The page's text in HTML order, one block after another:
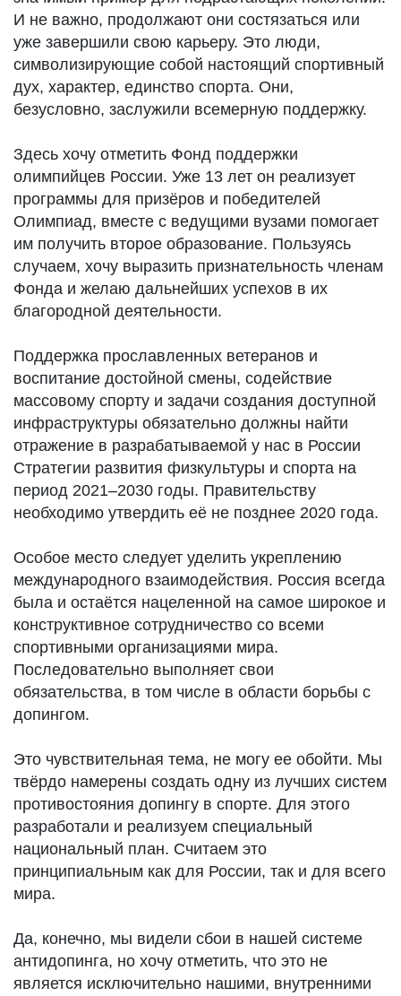
И не важно, продолжают они состязаться или
уже завершили свою карьеру. Это люди,
символизирующие собой настоящий спортивный
дух, характер, единство спорта. Они,
безусловно, заслужили всемерную поддержку.
Здесь хочу отметить Фонд поддержки
олимпийцев России. Уже 13 лет он реализует
программы для призёров и победителей
Олимпиад, вместе с ведущими вузами помогает
им получить второе образование. Пользуясь
случаем, хочу выразить признательность членам
Фонда и желаю дальнейших успехов в их
благородной деятельности.
Поддержка прославленных ветеранов и
воспитание достойной смены, содействие
массовому спорту и задачи создания доступной
инфраструктуры обязательно должны найти
отражение в разрабатываемой у нас в России
Стратегии развития физкультуры и спорта на
период 2021–2030 годы. Правительству
необходимо утвердить её не позднее 2020 года.
Особое место следует уделить укреплению
международного взаимодействия. Россия всегда
была и остаётся нацеленной на самое широкое и
конструктивное сотрудничество со всеми
спортивными организациями мира.
Последовательно выполняет свои
обязательства, в том числе в области борьбы с
допингом.
Это чувствительная тема, не могу ее обойти. Мы
твёрдо намерены создать одну из лучших систем
противостояния допингу в спорте. Для этого
разработали и реализуем специальный
национальный план. Считаем это
принципиальным как для России, так и для всего
мира.
Да, конечно, мы видели сбои в нашей системе
антидопинга, но хочу отметить, что это не
является исключительно нашими, внутренними